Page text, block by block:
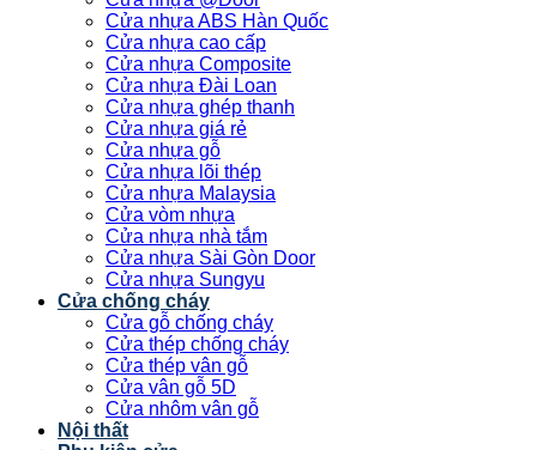
Cửa nhựa ABS Hàn Quốc
Cửa nhựa cao cấp
Cửa nhựa Composite
Cửa nhựa Đài Loan
Cửa nhựa ghép thanh
Cửa nhựa giá rẻ
Cửa nhựa gỗ
Cửa nhựa lõi thép
Cửa nhựa Malaysia
Cửa vòm nhựa
Cửa nhựa nhà tắm
Cửa nhựa Sài Gòn Door
Cửa nhựa Sungyu
Cửa chống cháy
Cửa gỗ chống cháy
Cửa thép chống cháy
Cửa thép vân gỗ
Cửa vân gỗ 5D
Cửa nhôm vân gỗ
Nội thất